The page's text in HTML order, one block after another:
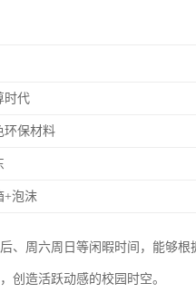
时代
环保材料
+泡沫
、周六周日等闲暇时间，能够
创造活跃动感的校园时空。